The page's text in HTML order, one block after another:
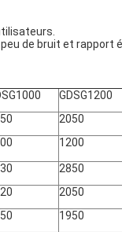
de bruit et rapport
GDSG1200
2050
1200
2850
2050
1950